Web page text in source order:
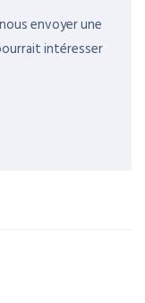
envoyer une
intéresser